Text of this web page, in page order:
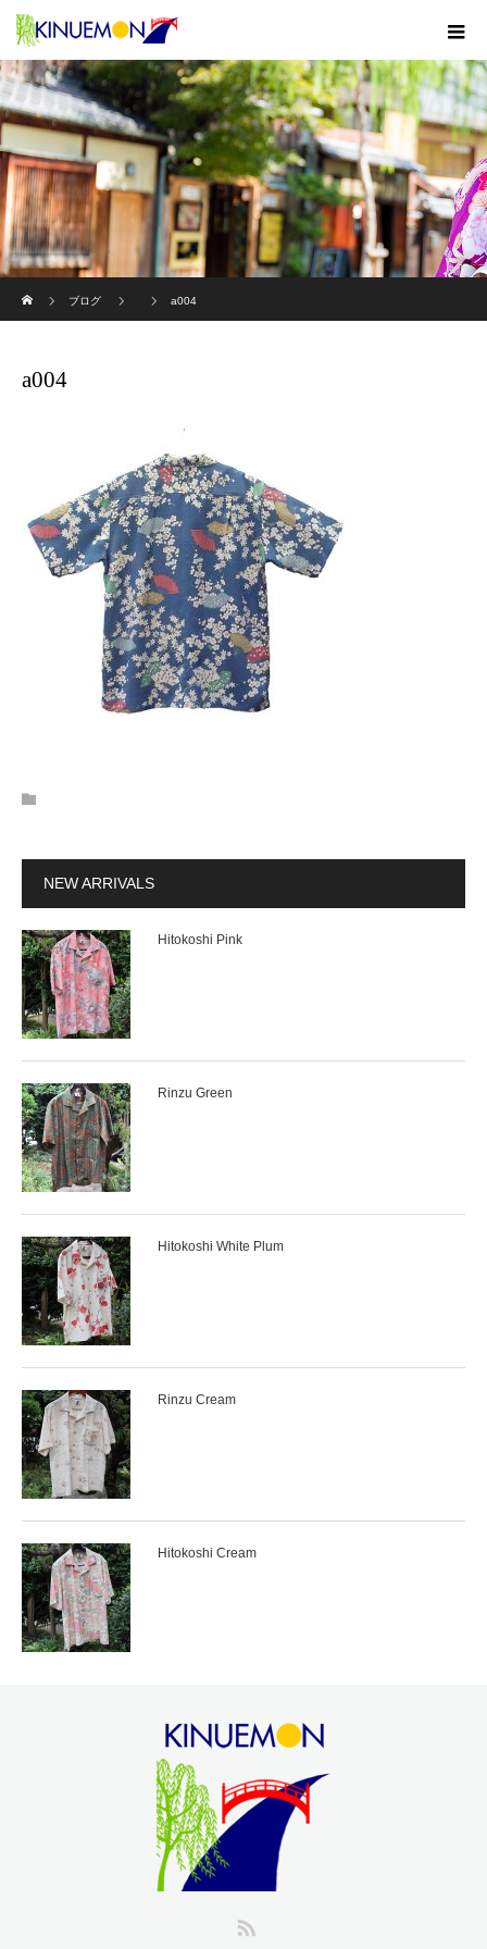
ブログ
a004
a004
NEW ARRIVALS
Hitokoshi Pink
Rinzu Green
Hitokoshi White Plum
Rinzu Cream
Hitokoshi Cream